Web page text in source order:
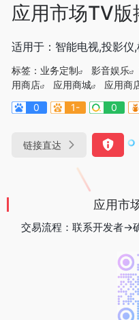
应用市场TV版
适用于：智能电视,投影仪
标签： 业务定制 影音娱乐
用商店
应用商城 应用商
0
1- 0
链接直达
应用市
交易流程：联系开发者→